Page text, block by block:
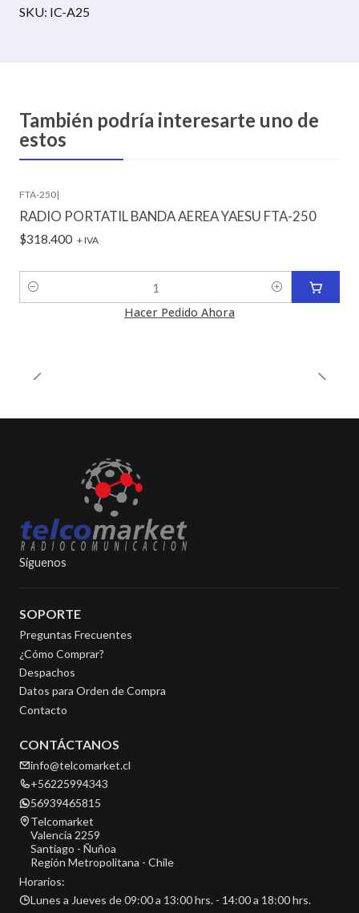
SKU: IC-A25
También podría interesarte uno de
estos
FTA-250|
RADIO PORTATIL BANDA AEREA YAESU FTA-250
$318.400 + IVA
Cantidad
Hacer Pedido Ahora
Síguenos
SOPORTE
Preguntas Frecuentes
¿Cómo Comprar?
Despachos
Datos para Orden de Compra
Contacto
CONTÁCTANOS
info@telcomarket.cl
+56225994343
56939465815
Telcomarket
Valencia 2259
Santiago - Ñuñoa
Región Metropolitana - Chile
Horarios:
Lunes a Jueves de 09:00 a 13:00 hrs. - 14:00 a 18:00 hrs.